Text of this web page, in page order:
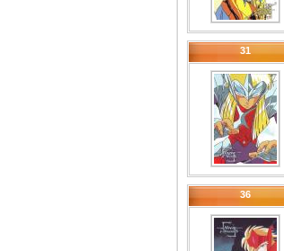
31
36